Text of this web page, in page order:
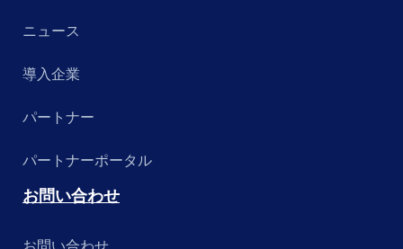
ニュース
導入企業
パートナー
パートナーポータル
お問い合わせ